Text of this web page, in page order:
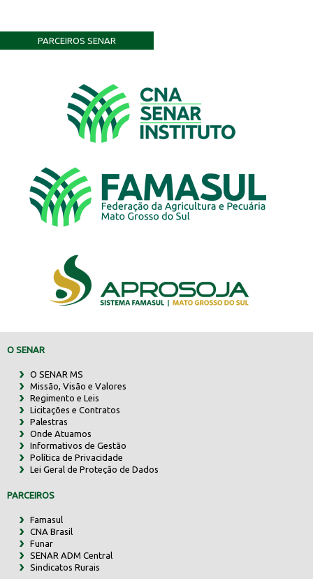
PARCEIROS SENAR
O SENAR
O SENAR MS
Missão, Visão e Valores
Regimento e Leis
Licitações e Contratos
Palestras
Onde Atuamos
Informativos de Gestão
Política de Privacidade
Lei Geral de Proteção de Dados
PARCEIROS
Famasul
CNA Brasil
Funar
SENAR ADM Central
Sindicatos Rurais